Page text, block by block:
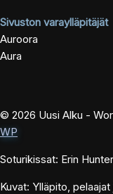
Sivuston varaylläpitäjät
Auroora
Aura
© 2026 Uusi Alku -
WP
Soturikissat: Erin Hunter
Kuvat: Ylläpito,